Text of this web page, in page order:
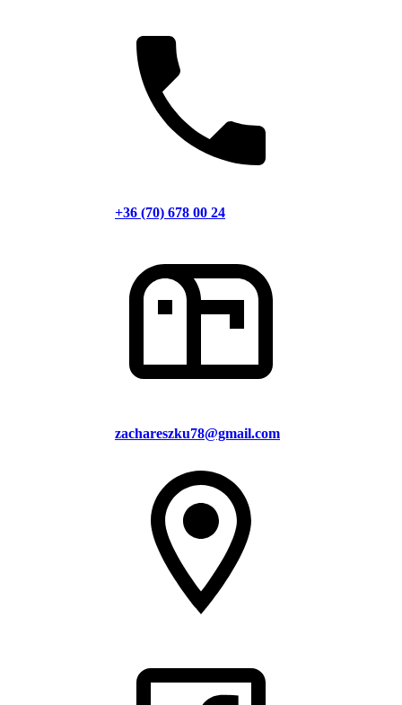
+36 (70) 678 00 24
zachareszku78@gmail.com